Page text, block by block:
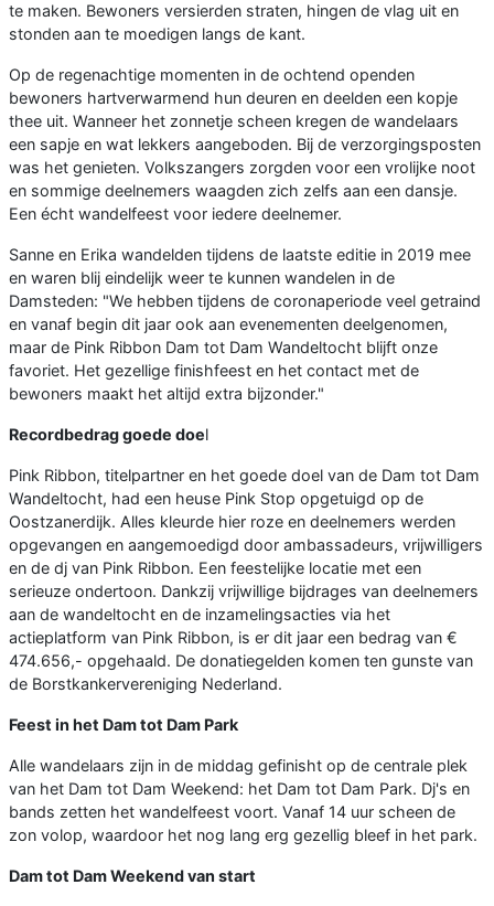
te maken. Bewoners versierden straten, hingen de vlag uit en
stonden aan te moedigen langs de kant.
Op de regenachtige momenten in de ochtend openden
bewoners hartverwarmend hun deuren en deelden een kopje
thee uit. Wanneer het zonnetje scheen kregen de wandelaars
een sapje en wat lekkers aangeboden. Bij de verzorgingsposten
was het genieten. Volkszangers zorgden voor een vrolijke noot
en sommige deelnemers waagden zich zelfs aan een dansje.
Een écht wandelfeest voor iedere deelnemer.
Sanne en Erika wandelden tijdens de laatste editie in 2019 mee
en waren blij eindelijk weer te kunnen wandelen in de
Damsteden: "We hebben tijdens de coronaperiode veel getraind
en vanaf begin dit jaar ook aan evenementen deelgenomen,
maar de Pink Ribbon Dam tot Dam Wandeltocht blijft onze
favoriet. Het gezellige finishfeest en het contact met de
bewoners maakt het altijd extra bijzonder."
Recordbedrag goede doel
Pink Ribbon, titelpartner en het goede doel van de Dam tot Dam
Wandeltocht, had een heuse Pink Stop opgetuigd op de
Oostzanerdijk. Alles kleurde hier roze en deelnemers werden
opgevangen en aangemoedigd door ambassadeurs, vrijwilligers
en de dj van Pink Ribbon. Een feestelijke locatie met een
serieuze ondertoon. Dankzij vrijwillige bijdrages van deelnemers
aan de wandeltocht en de inzamelingsacties via het
actieplatform van Pink Ribbon, is er dit jaar een bedrag van €
474.656,- opgehaald. De donatiegelden komen ten gunste van
de Borstkankervereniging Nederland.
Feest in het Dam tot Dam Park
Alle wandelaars zijn in de middag gefinisht op de centrale plek
van het Dam tot Dam Weekend: het Dam tot Dam Park. Dj's en
bands zetten het wandelfeest voort. Vanaf 14 uur scheen de
zon volop, waardoor het nog lang erg gezellig bleef in het park.
Dam tot Dam Weekend van start